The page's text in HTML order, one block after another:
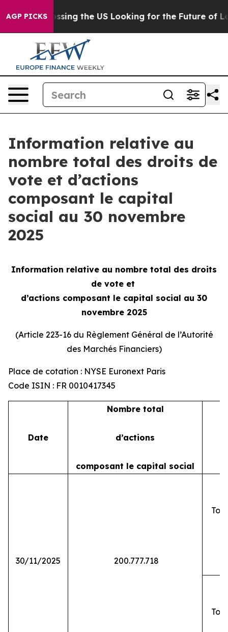
AGP PICKS
she's Crossing the US Looking for the Future of
Information relative au
nombre total des droits de
vote et d’actions
composant le capital
social au 30 novembre
2025
Information relative au nombre total des droits
de vote et
d’actions composant le capital social au 30
novembre 2025
(Article 223-16 du Règlement Général de l’Autorité
des Marchés Financiers)
Place de cotation : NYSE Euronext Paris
Code ISIN : FR 0010417345
Date
Nombre total
d’actions
composant le capital social
30/11/2025 200.777.718